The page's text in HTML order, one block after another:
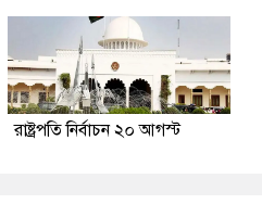
রাষ্ট্রপতি নির্বাচন ২০ আগস্ট